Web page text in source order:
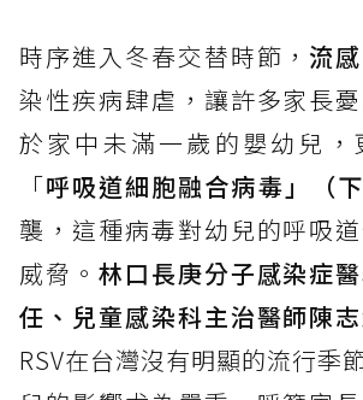
時序進入冬春交替時節， 流感
染性疾病肆虐，讓許多家長
於家中未滿一歲的嬰幼兒，
「呼吸道細胞融合病毒」（
襲，這種病毒對幼兒的呼吸
威脅。 林口長庚分子感染症
任、兒童感染科主治醫師陳
RSV在台灣沒有明顯的流行季